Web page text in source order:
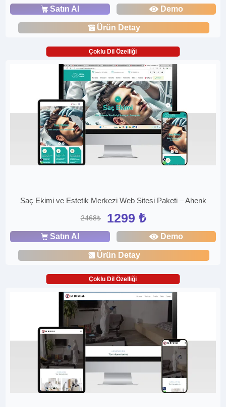
Satın Al Demo
Ürün Detay
Çoklu Dil Özelliği
Saç Ekimi ve Estetik Merkezi Web Sitesi Paketi – Ahenk
2468₺ 1299 ₺
Satın Al Demo
Ürün Detay
Çoklu Dil Özelliği